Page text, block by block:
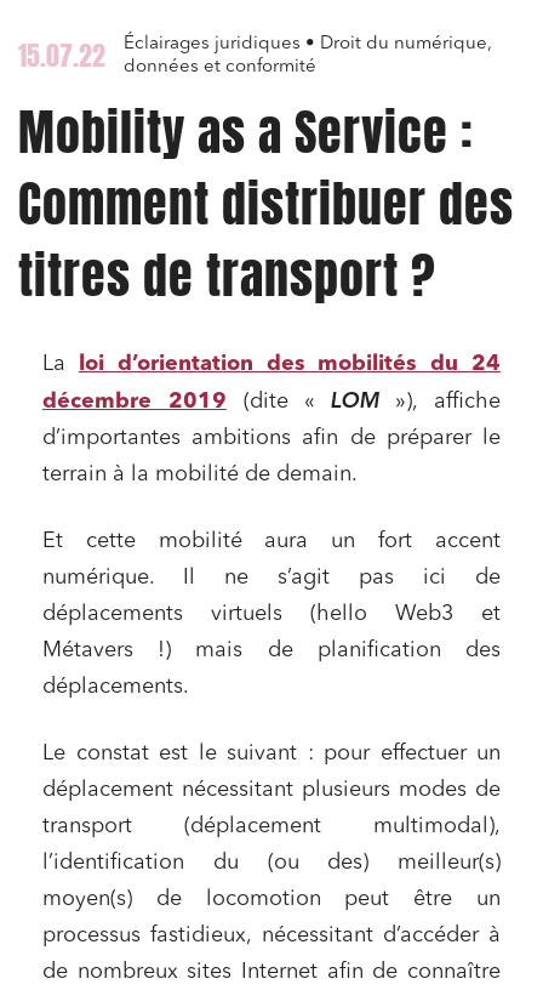
15.07.22
Éclairages juridiques • Droit du numérique,
données et conformité
Mobility as a Service :
Comment distribuer des
titres de transport ?
La
loi d’orientation des mobilités du 24
décembre 2019 (dite « LOM »), affiche
d’importantes ambitions afin de préparer le
terrain à la mobilité de demain.
Et cette mobilité aura un fort accent
numérique. Il ne s’agit pas ici de
déplacements virtuels (hello Web3 et
Métavers !) mais de planification des
déplacements.
Le constat est le suivant : pour effectuer un
déplacement nécessitant plusieurs modes de
transport (déplacement multimodal),
l’identification du (ou des) meilleur(s)
moyen(s) de locomotion peut être un
processus fastidieux, nécessitant d’accéder à
de nombreux sites Internet afin de connaître